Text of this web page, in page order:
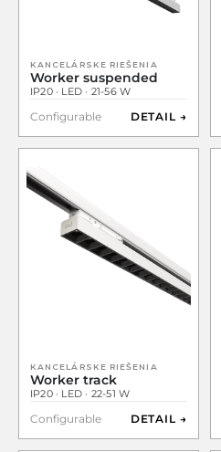
KANCELÁRSKE RIEŠENIA
Worker suspended
IP20 · LED · 21-56 W
Configurable DETAIL →
KANCELÁRSKE RIEŠENIA
Worker track
IP20 · LED · 22-51 W
Configurable DETAIL →